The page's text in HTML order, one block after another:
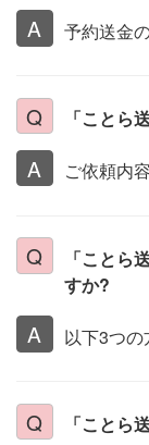
予約送金
「ことら
ご依頼内
「ことら
すか?
以下3つ
「ことら